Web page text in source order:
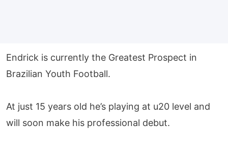
Endrick is currently the Greatest Prospect in
Brazilian Youth Football.
At just 15 years old he’s playing at u20 level and
will soon make his professional debut.